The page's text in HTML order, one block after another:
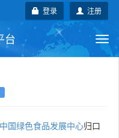
注册
登录
台
中国绿色食品发展中心归口